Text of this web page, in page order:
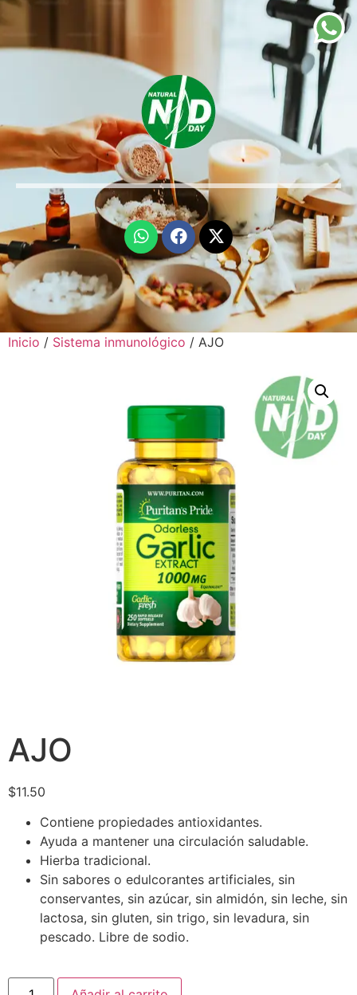
Inicio / Sistema inmunológico / AJO
AJO
$11.50
Contiene propiedades antioxidantes.
Ayuda a mantener una circulación saludable.
Hierba tradicional.
Sin sabores o edulcorantes artificiales, sin
conservantes, sin azúcar, sin almidón, sin leche, sin
lactosa, sin gluten, sin trigo, sin levadura, sin
pescado. Libre de sodio.